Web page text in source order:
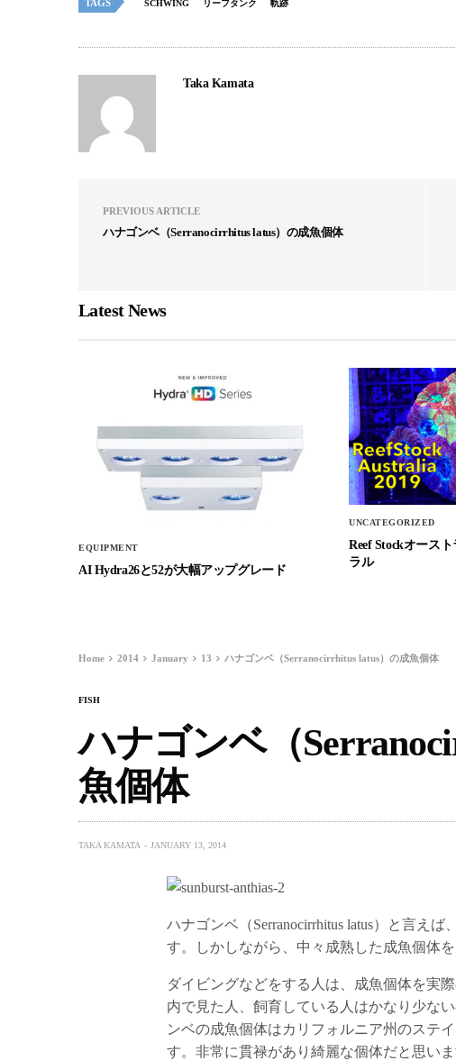
TAGS SCHWING リーフタンク 軌跡
Taka Kamata
PREVIOUS ARTICLE
ハナゴンベ（Serranocirrhitus latus）の成魚個体
Latest News
EQUIPMENT
AI Hydra26と52が大幅アップグレード
UNCATEGORIZED
Reef Stockオース
ラル
Home 2014 January 13 ハナゴンベ（Serranocirrhitus latus）の成魚個体
FISH
ハナゴンベ（
魚個体
TAKA KAMATA JANUARY 13, 2014
ハナゴンベ（Serranocirrhitus latus）と言え
す。しかしながら、中々成熟した成魚個体
ダイビングなどをする人は、成魚個体を実
内で見た人、飼育している人はかなり少な
ンベの成魚個体はカリフォルニア州のステ
す。非常に貫禄があり綺麗な個体だと思いま